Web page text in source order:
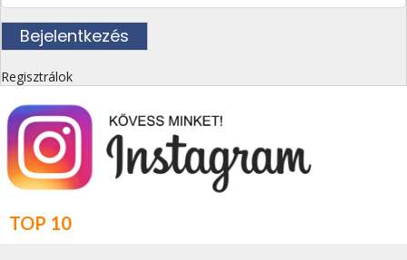
Regisztrálok
TOP 10